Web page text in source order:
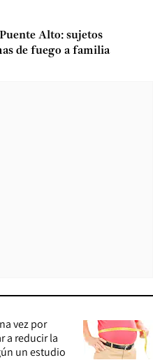
Alto: sujetos
de fuego a familia
vez por
a reducir la
un estudio